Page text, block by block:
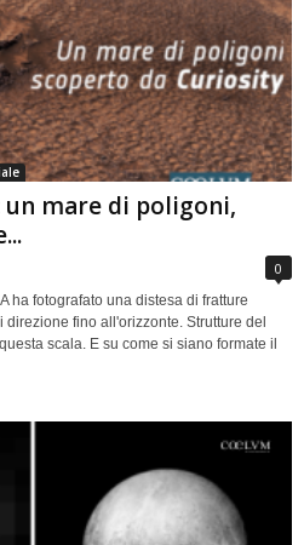
un mare di poligoni,
0
ha fotografato una distesa di fratture
fino all'orizzonte. Strutture del
scala. E su come si siano formate il